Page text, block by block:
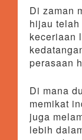
Di zaman
hijau
keceriaan
perasaan
Di mana
memikat
juga
lebih